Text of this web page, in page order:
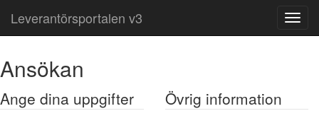
Leverantörsportalen v3
Ansökan
Ange dina uppgifter Övrig information